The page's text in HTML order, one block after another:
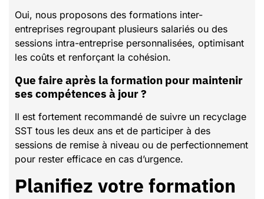
Oui, nous proposons des formations inter-
entreprises regroupant plusieurs salariés ou des
sessions intra-entreprise personnalisées, optimisant
les coûts et renforçant la cohésion.
Que faire après la formation pour maintenir
ses compétences à jour ?
Il est fortement recommandé de suivre un recyclage
SST tous les deux ans et de participer à des
sessions de remise à niveau ou de perfectionnement
pour rester efficace en cas d’urgence.
Planifiez votre formation